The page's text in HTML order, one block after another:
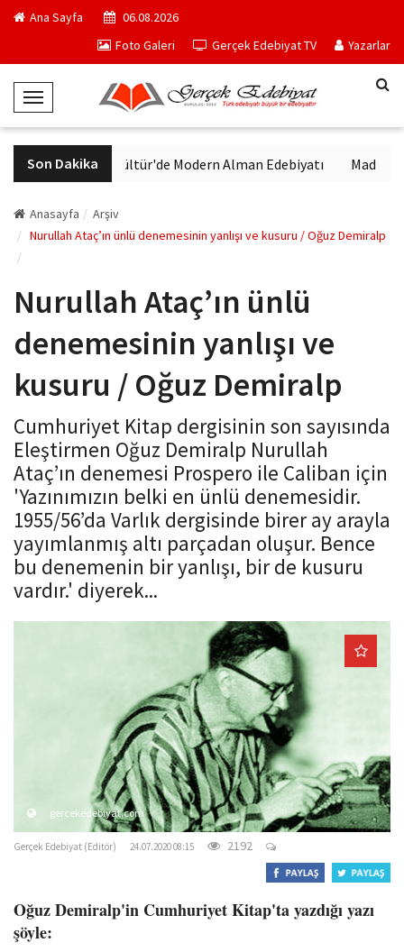
Ana Sayfa
06.08.2026
Foto Galeri
Gerçek Edebiyat TV Yazarlar
T
o
g
g
e
N
a
i
n
Son Dakika
VakıfBank Kültür'de Modern Alman Edebiyatı Madrid
Anasayfa
Arşiv
Nurullah Ataç’ın ünlü denemesinin yanlışı ve kusuru / Oğuz Demiralp
Nurullah Ataç’ın ünlü
denemesinin yanlışı ve
kusuru / Oğuz Demiralp
Cumhuriyet Kitap dergisinin son sayısında
Eleştirmen Oğuz Demiralp Nurullah
Ataç’ın denemesi Prospero ile Caliban için
'Yazınımızın belki en ünlü denemesidir.
1955/56’da Varlık dergisinde birer ay arayla
yayımlanmış altı parçadan oluşur. Bence
bu denemenin bir yanlışı, bir de kusuru
vardır.' diyerek...
gercekedebiyat.com
Gerçek Edebiyat (Editör) 24.07.2020 08:15 2192
Oğuz Demiralp'in Cumhuriyet Kitap'ta yazdığı yazı
şöyle: